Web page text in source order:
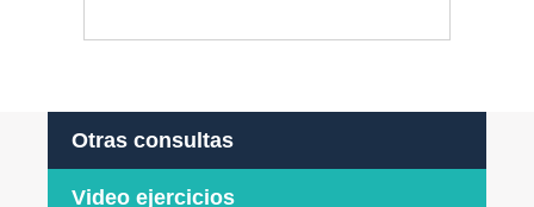
Otras consultas
Video ejercicios